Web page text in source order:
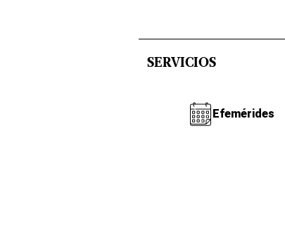
SERVICIOS
Efemérides